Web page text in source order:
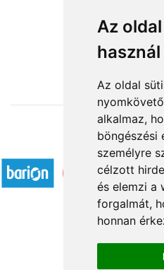
Az
használ
Az oldal
alkalmaz,
böngészési
személyre
célzott
és elemzi a
forgalmát,
honnan
Krém
16 200
Elfogadott